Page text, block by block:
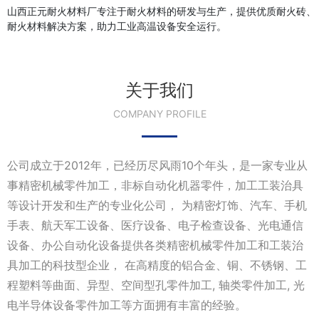
山西正元耐火材料厂专注于耐火材料的研发与生产，提供优质耐火砖、
耐火材料解决方案，助力工业高温设备安全运行。
关于我们
COMPANY PROFILE
公司成立于2012年，已经历尽风雨10个年头，是一家专业从
事精密机械零件加工，非标自动化机器零件，加工工装治具
等设计开发和生产的专业化公司， 为精密灯饰、汽车、手机
手表、航天军工设备、医疗设备、电子检查设备、光电通信
设备、办公自动化设备提供各类精密机械零件加工和工装治
具加工的科技型企业， 在高精度的铝合金、铜、不锈钢、工
程塑料等曲面、异型、空间型孔零件加工, 轴类零件加工, 光
电半导体设备零件加工等方面拥有丰富的经验。